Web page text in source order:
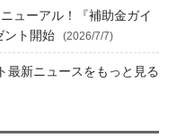
ューアル！『補助金ガイ
ント開始
(2026/7/7)
最新ニュースをもっと見る